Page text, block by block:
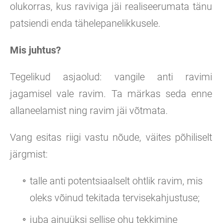
olukorras, kus raviviga jäi realiseerumata tänu
patsiendi enda tähelepanelikkusele.
Mis juhtus?
Tegelikud asjaolud: vangile anti ravimi
jagamisel vale ravim. Ta märkas seda enne
allaneelamist ning ravim jäi võtmata.
Vang esitas riigi vastu nõude, väites põhiliselt
järgmist:
talle anti potentsiaalselt ohtlik ravim, mis
oleks võinud tekitada tervisekahjustuse;
juba ainuüksi sellise ohu tekkimine